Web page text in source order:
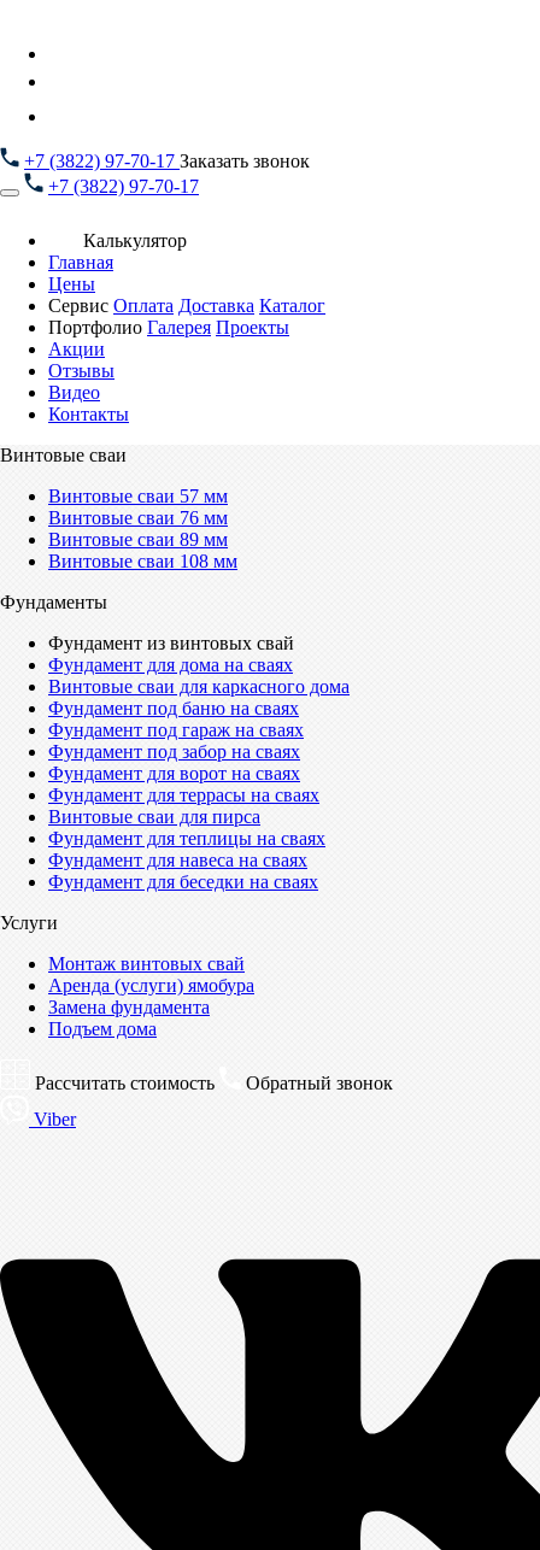
+7 (3822) 97-70-17 Заказать звонок
+7 (3822) 97-70-17
Калькулятор
Главная
Цены
Сервис Оплата Доставка Каталог
Портфолио Галерея Проекты
Акции
Отзывы
Видео
Контакты
Винтовые сваи
Винтовые сваи 57 мм
Винтовые сваи 76 мм
Винтовые сваи 89 мм
Винтовые сваи 108 мм
Фундаменты
Фундамент из винтовых свай
Фундамент для дома на сваях
Винтовые сваи для каркасного дома
Фундамент под баню на сваях
Фундамент под гараж на сваях
Фундамент под забор на сваях
Фундамент для ворот на сваях
Фундамент для террасы на сваях
Винтовые сваи для пирса
Фундамент для теплицы на сваях
Фундамент для навеса на сваях
Фундамент для беседки на сваях
Услуги
Монтаж винтовых свай
Аренда (услуги) ямобура
Замена фундамента
Подъем дома
Рассчитать стоимость
Обратный звонок
Viber